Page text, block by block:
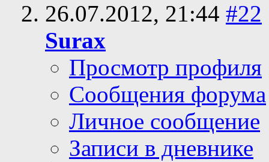
26.07.2012, 21:44 #22
Surax
Просмотр профиля
Сообщения форума
Личное сообщение
Записи в дневнике